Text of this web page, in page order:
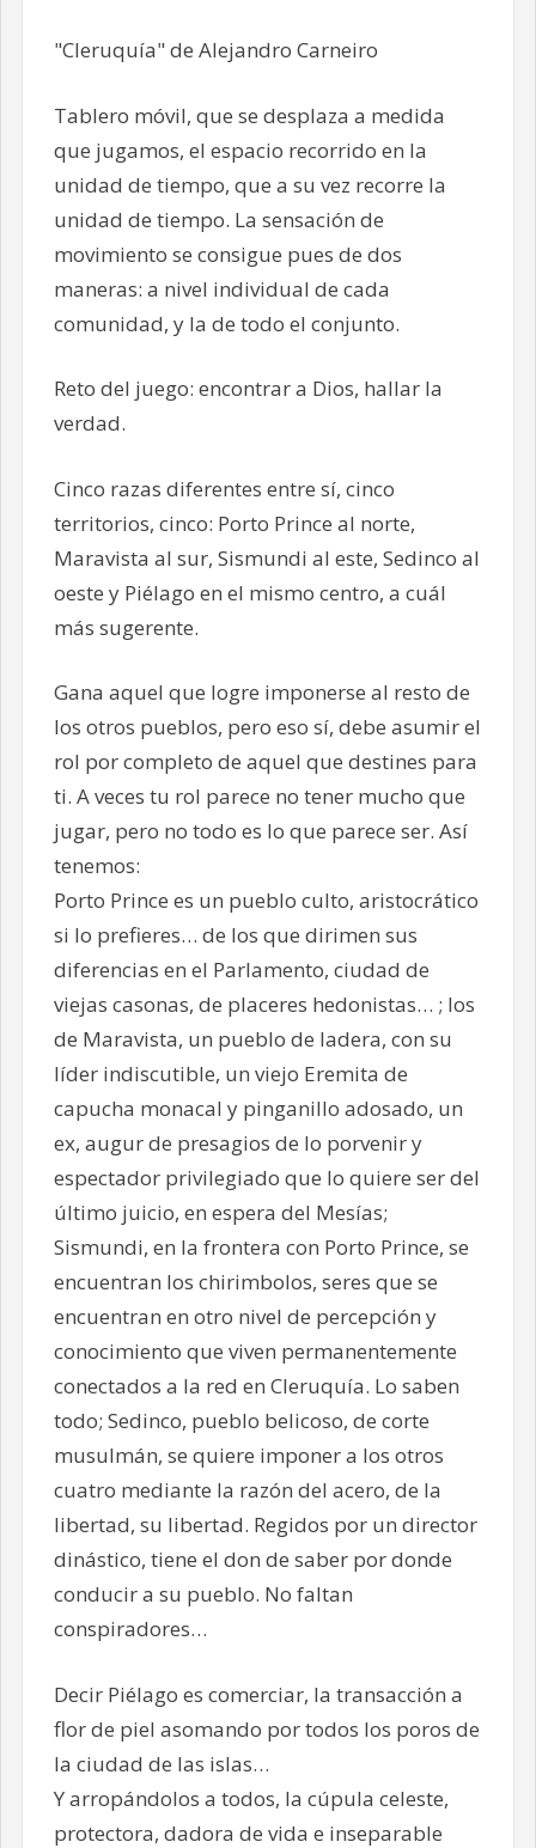
"Cleruquía" de Alejandro Carneiro
Tablero móvil, que se desplaza a medida
que jugamos, el espacio recorrido en la
unidad de tiempo, que a su vez recorre la
unidad de tiempo. La sensación de
movimiento se consigue pues de dos
maneras: a nivel individual de cada
comunidad, y la de todo el conjunto.
Reto del juego: encontrar a Dios, hallar la
verdad.
Cinco razas diferentes entre sí, cinco
territorios, cinco: Porto Prince al norte,
Maravista al sur, Sismundi al este, Sedinco al
oeste y Piélago en el mismo centro, a cuál
más sugerente.
Gana aquel que logre imponerse al resto de
los otros pueblos, pero eso sí, debe asumir el
rol por completo de aquel que destines para
ti. A veces tu rol parece no tener mucho que
jugar, pero no todo es lo que parece ser. Así
tenemos:
Porto Prince es un pueblo culto, aristocrático
si lo prefieres… de los que dirimen sus
diferencias en el Parlamento, ciudad de
viejas casonas, de placeres hedonistas… ; los
de Maravista, un pueblo de ladera, con su
líder indiscutible, un viejo Eremita de
capucha monacal y pinganillo adosado, un
ex, augur de presagios de lo porvenir y
espectador privilegiado que lo quiere ser del
último juicio, en espera del Mesías;
Sismundi, en la frontera con Porto Prince, se
encuentran los chirimbolos, seres que se
encuentran en otro nivel de percepción y
conocimiento que viven permanentemente
conectados a la red en Cleruquía. Lo saben
todo; Sedinco, pueblo belicoso, de corte
musulmán, se quiere imponer a los otros
cuatro mediante la razón del acero, de la
libertad, su libertad. Regidos por un director
dinástico, tiene el don de saber por donde
conducir a su pueblo. No faltan
conspiradores…
Decir Piélago es comerciar, la transacción a
flor de piel asomando por todos los poros de
la ciudad de las islas…
Y arropándolos a todos, la cúpula celeste,
protectora, dadora de vida e inseparable